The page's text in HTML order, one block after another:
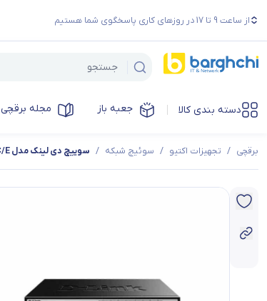
از ساعت 9 تا 17 در روزهای کاری پاسخگوی شما هستیم
دسته بندی کالا جعبه باز مجله برقچی
برقچی / تجهیزات اکتیو / سوئیچ شبکه / سوییچ دی لینک مدل DES-1016C/E